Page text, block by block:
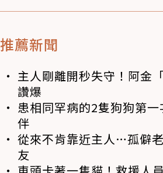
推薦新聞
主人剛離開秒失守！阿金
讚爆
患相同罕病的2隻狗狗第
伴
從來不肯靠近主人…孤僻
友